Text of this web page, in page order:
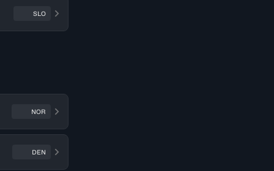
SLO
NOR
DEN